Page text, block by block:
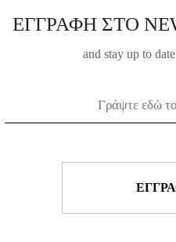
ΕΓΓΡΑΦΗ ΣΤΟ
and stay up to